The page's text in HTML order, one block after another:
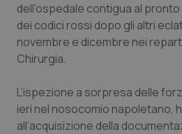
Friuli Venezia Giulia
Lazio
Lombardia
Dermatite Atopica
Diabete & glucometri
Dolore
dell’ospedale contigua al
dei codici rossi dopo gli altri
novembre e dicembre nei
Chirurgia.
L’ispezione a sorpresa delle
ieri nel nosocomio napoletano,
all’acquisizione della